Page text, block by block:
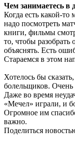
Чем занимаетесь в
Когда есть какой-то
надо посмотреть
книги, фильмы
то, чтобы
объяснять. Есть
Стараемся в этом
Хотелось бы
болельщиков. Очень
Даже во время
«Мечел» играли, и
Огромное им
важно.
Поделиться